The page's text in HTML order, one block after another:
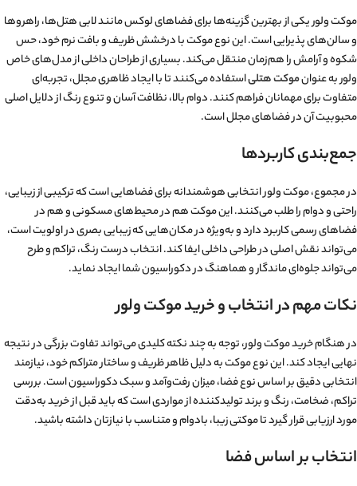
موکت ولور یکی از بهترین گزینه‌ها برای فضاهای لوکس مانند لابی هتل‌ها، راهروها
و سالن‌های پذیرایی است. این نوع موکت با درخشش ظریف و بافت نرم خود، حس
شکوه و آرامش را هم‌زمان منتقل می‌کند. بسیاری از طراحان داخلی از مدل‌های خاص
ولور به عنوانموکت هتلیاستفاده می‌کنند تا با ایجاد ظاهری مجلل، تجربه‌ای
متفاوت برای مهمانان فراهم کنند. دوام بالا، نظافت آسان و تنوع رنگ از دلایل اصلی
محبوبیت آن در فضاهای مجلل است.
جمع‌بندی کاربردها
در مجموع، موکت ولور انتخابی هوشمندانه برای فضاهایی است که ترکیبی از زیبایی،
راحتی و دوام را طلب می‌کنند. این موکت هم در محیط‌های مسکونی و هم در
فضاهای رسمی کاربرد دارد و به‌ویژه در مکان‌هایی که زیبایی بصری در اولویت است،
می‌تواند نقش اصلی در طراحی داخلی ایفا کند. انتخاب درست رنگ، تراکم و طرح
می‌تواند جلوه‌ای ماندگار و هماهنگ در دکوراسیون شما ایجاد نماید.
نکات مهم در انتخاب و خرید موکت ولور
در هنگام خرید موکت ولور، توجه به چند نکته کلیدی می‌تواند تفاوت بزرگی در نتیجه
نهایی ایجاد کند. این نوع موکت به دلیل ظاهر ظریف و ساختار متراکم خود، نیازمند
انتخابی دقیق بر اساس نوع فضا، میزان رفت‌وآمد و سبک دکوراسیون است. بررسی
تراکم، ضخامت، رنگ و برند تولیدکننده از مواردی است که باید قبل از خرید به‌دقت
مورد ارزیابی قرار گیرد تا موکتی زیبا، بادوام و متناسب با نیازتان داشته باشید.
انتخاب بر اساس فضا